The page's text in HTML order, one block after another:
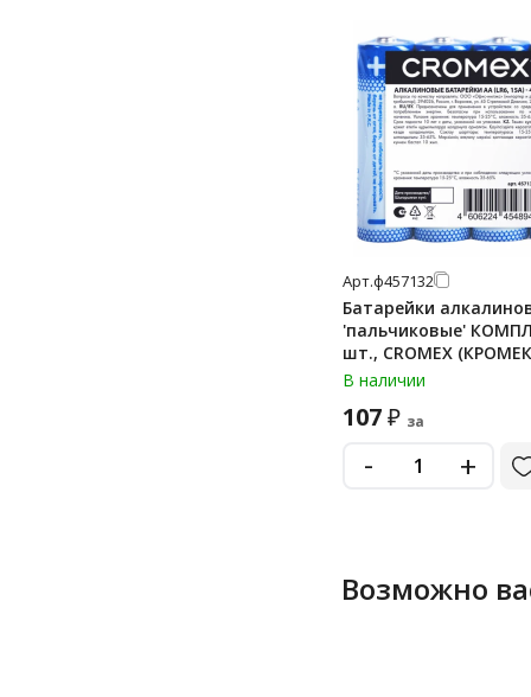
Арт.ф457132
Батарейки
'пальчиковые'
шт., CROMEX
Alkaline, AA (LR6,
В наличии
107₽ за
- +
Возможно